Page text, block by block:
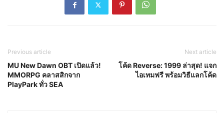
Previous article
MU New Dawn OBT เปิดแล้ว!
MMORPG คลาสสิกจาก
PlayPark ทั่ว SEA
Next article
โค้ด Reverse: 1999 ล่าสุด! แจก
ไอเทมฟรี พร้อมวิธีแลกโค้ด